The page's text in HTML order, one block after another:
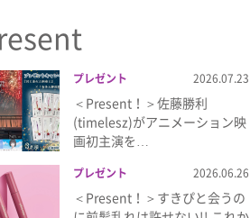
プレゼント 2026.07.23
＜Present！＞佐藤勝利
(timelesz)がアニメーション映
画初主演を…
プレゼント 2026.06.26
＜Present！＞すきぴと会うの